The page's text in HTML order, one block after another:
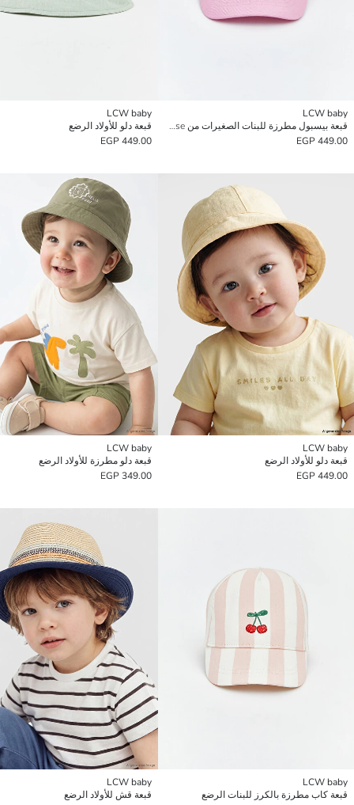
LCW baby
قبعة بيسبول مطرزة للبنات الصغيرات من Minnie Mouse
449.00 EGP
LCW baby
قبعة دلو للأولاد الرضع
449.00 EGP
LCW baby
قبعة دلو للأولاد الرضع
449.00 EGP
LCW baby
قبعة دلو مطرزة للأولاد الرضع
349.00 EGP
LCW baby
قبعة كاب مطرزة بالكرز للبنات الرضع
LCW baby
قبعة قش للأولاد الرضع